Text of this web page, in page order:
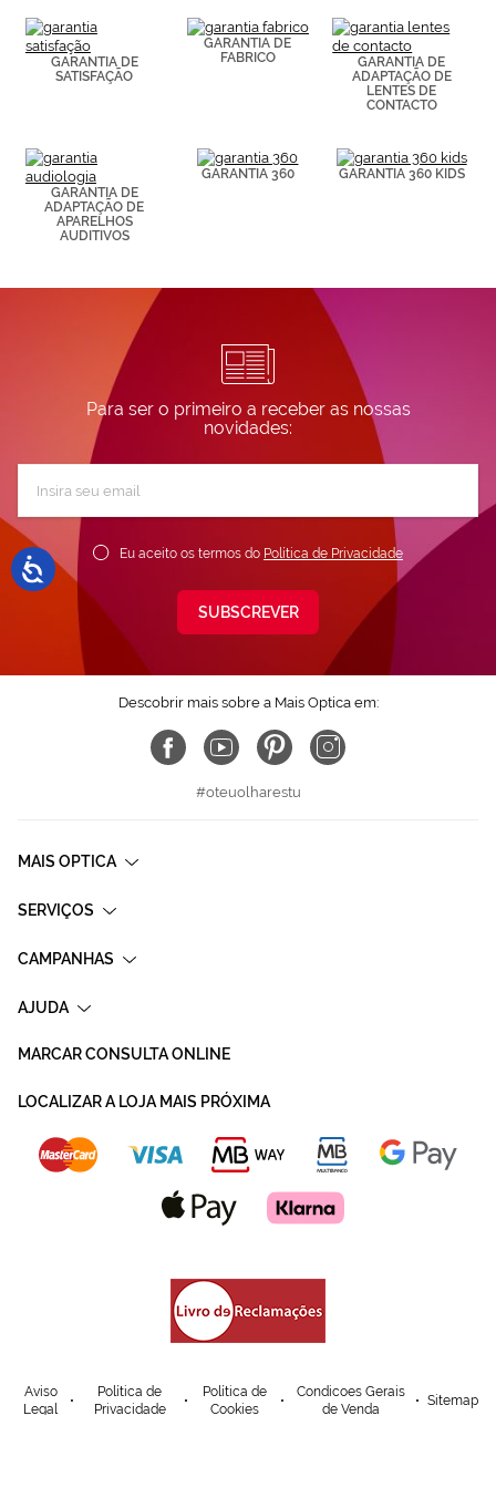
información en
nuestra
Política de
Cookies.
GARANTIA DE
SATISFAÇÃO
GARANTIA DE
FABRICO
GARANTIA DE
ADAPTAÇÃO DE
LENTES DE
CONTACTO
GARANTIA DE
ADAPTAÇÃO DE
APARELHOS
AUDITIVOS
GARANTIA 360 GARANTIA 360 KIDS
Para ser o primeiro a receber as nossas
novidades:
Newsletter:
Eu aceito os termos do Política de Privacidade
SUBSCREVER
Descobrir mais sobre a Mais Optica em:
#oteuolharestu
MAIS OPTICA
SERVIÇOS
CAMPANHAS
AJUDA
MARCAR CONSULTA ONLINE
LOCALIZAR A LOJA MAIS PRÓXIMA
Aviso
Legal
Política de
Privacidade
Política de
Cookies
Condicoes Gerais
de Venda
Sitemap